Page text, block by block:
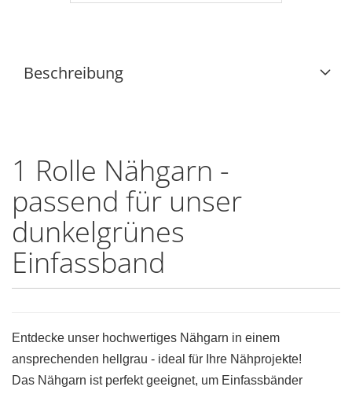
Beschreibung
1 Rolle Nähgarn -
passend für unser
dunkelgrünes
Einfassband
Entdecke unser hochwertiges Nähgarn in einem
ansprechenden hellgrau - ideal für Ihre Nähprojekte!
Das Nähgarn ist perfekt geeignet, um Einfassbänder